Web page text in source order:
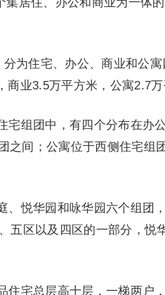
为住宅、办公、商业和公寓
业3.5万平方米，公寓2.7万
宅组团中，有四个分布在办
之间；公寓位于西侧住宅组
、悦华园和咏华园六个组团
五区以及四区的一部分，悦
住宅总层高十层，一梯两户